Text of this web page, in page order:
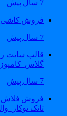
فروش
قالب سایت
فروش فلاش
تانک